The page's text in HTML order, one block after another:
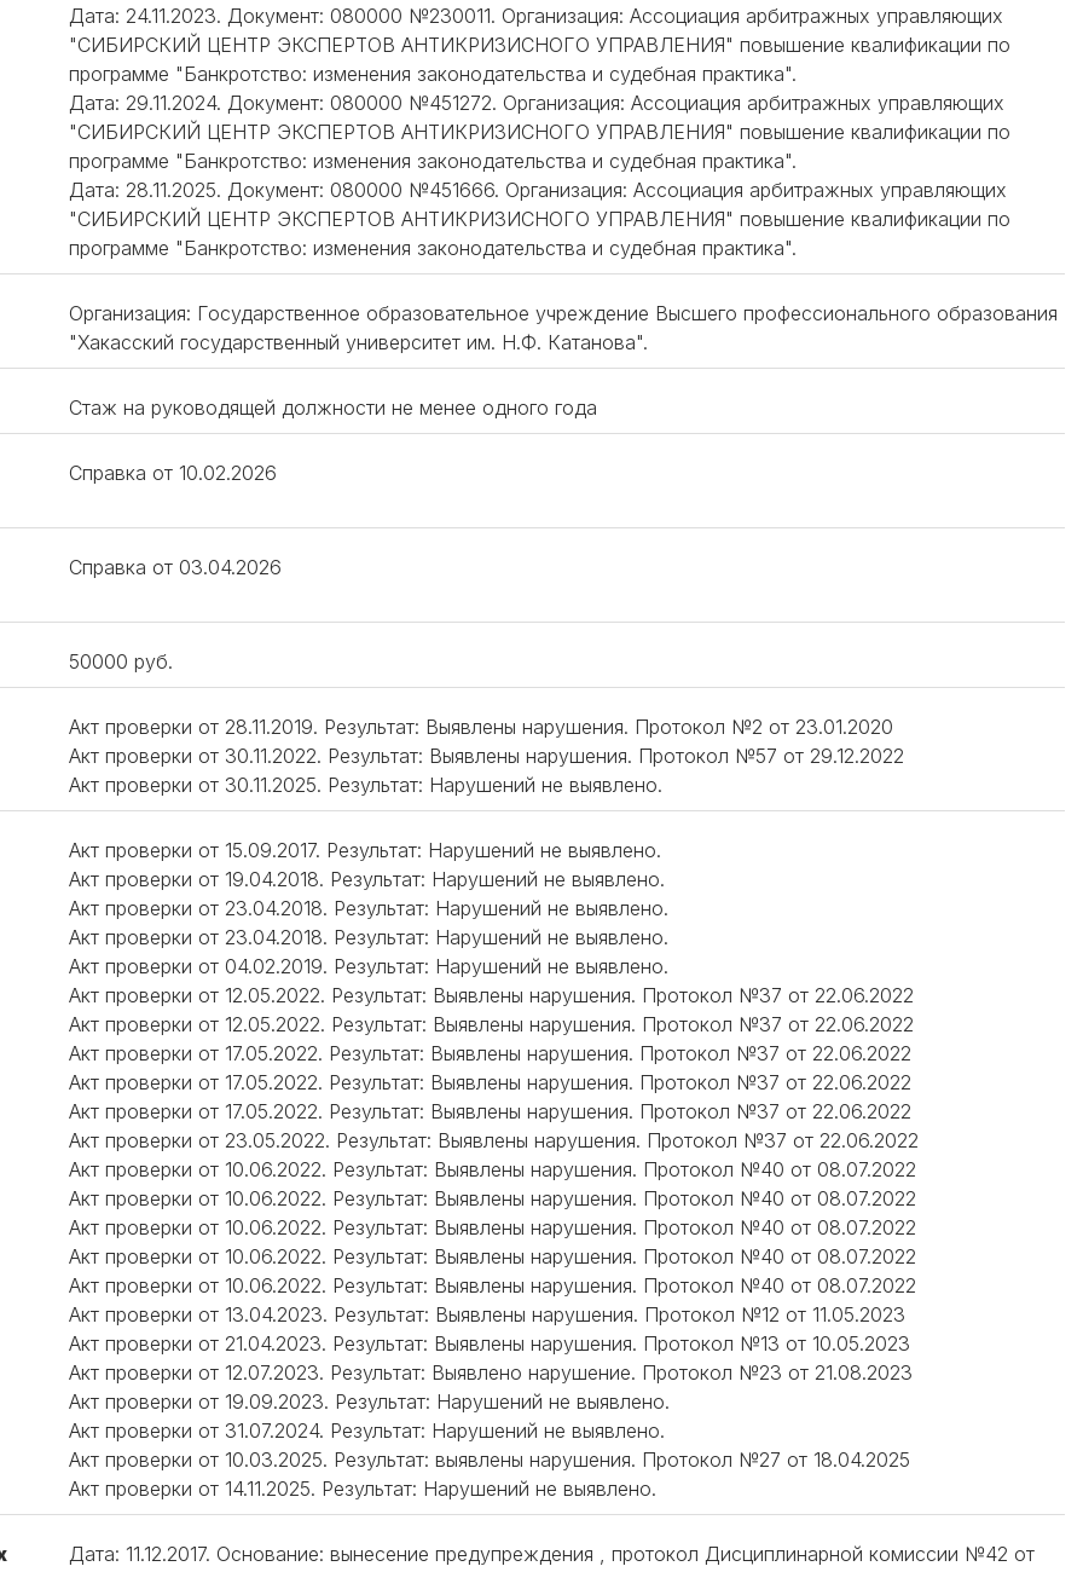
Дата: 24.11.2023. Документ: 080000 №230011. Организация: Ассоциация арбитражных управляющих
"СИБИРСКИЙ ЦЕНТР ЭКСПЕРТОВ АНТИКРИЗИСНОГО УПРАВЛЕНИЯ" повышение квалификации по
программе "Банкротство: изменения законодательства и судебная практика".
Дата: 29.11.2024. Документ: 080000 №451272. Организация: Ассоциация арбитражных управляющих
"СИБИРСКИЙ ЦЕНТР ЭКСПЕРТОВ АНТИКРИЗИСНОГО УПРАВЛЕНИЯ" повышение квалификации по
программе "Банкротство: изменения законодательства и судебная практика".
Дата: 28.11.2025. Документ: 080000 №451666. Организация: Ассоциация арбитражных управляющих
"СИБИРСКИЙ ЦЕНТР ЭКСПЕРТОВ АНТИКРИЗИСНОГО УПРАВЛЕНИЯ" повышение квалификации по
программе "Банкротство: изменения законодательства и судебная практика".
Организация: Государственное образовательное учреждение Высшего профессионального образования
"Хакасский государственный университет им. Н.Ф. Катанова".
Стаж на руководящей должности не менее одного года
Справка от 10.02.2026
Справка от 03.04.2026
50000 руб.
Акт проверки от 28.11.2019. Результат: Выявлены нарушения. Протокол №2 от 23.01.2020
Акт проверки от 30.11.2022. Результат: Выявлены нарушения. Протокол №57 от 29.12.2022
Акт проверки от 30.11.2025. Результат: Нарушений не выявлено.
Акт проверки от 15.09.2017. Результат: Нарушений не выявлено.
Акт проверки от 19.04.2018. Результат: Нарушений не выявлено.
Акт проверки от 23.04.2018. Результат: Нарушений не выявлено.
Акт проверки от 23.04.2018. Результат: Нарушений не выявлено.
Акт проверки от 04.02.2019. Результат: Нарушений не выявлено.
Акт проверки от 12.05.2022. Результат: Выявлены нарушения. Протокол №37 от 22.06.2022
Акт проверки от 12.05.2022. Результат: Выявлены нарушения. Протокол №37 от 22.06.2022
Акт проверки от 17.05.2022. Результат: Выявлены нарушения. Протокол №37 от 22.06.2022
Акт проверки от 17.05.2022. Результат: Выявлены нарушения. Протокол №37 от 22.06.2022
Акт проверки от 17.05.2022. Результат: Выявлены нарушения. Протокол №37 от 22.06.2022
Акт проверки от 23.05.2022. Результат: Выявлены нарушения. Протокол №37 от 22.06.2022
Акт проверки от 10.06.2022. Результат: Выявлены нарушения. Протокол №40 от 08.07.2022
Акт проверки от 10.06.2022. Результат: Выявлены нарушения. Протокол №40 от 08.07.2022
Акт проверки от 10.06.2022. Результат: Выявлены нарушения. Протокол №40 от 08.07.2022
Акт проверки от 10.06.2022. Результат: Выявлены нарушения. Протокол №40 от 08.07.2022
Акт проверки от 10.06.2022. Результат: Выявлены нарушения. Протокол №40 от 08.07.2022
Акт проверки от 13.04.2023. Результат: Выявлены нарушения. Протокол №12 от 11.05.2023
Акт проверки от 21.04.2023. Результат: Выявлены нарушения. Протокол №13 от 10.05.2023
Акт проверки от 12.07.2023. Результат: Выявлено нарушение. Протокол №23 от 21.08.2023
Акт проверки от 19.09.2023. Результат: Нарушений не выявлено.
Акт проверки от 31.07.2024. Результат: Нарушений не выявлено.
Акт проверки от 10.03.2025. Результат: выявлены нарушения. Протокол №27 от 18.04.2025
Акт проверки от 14.11.2025. Результат: Нарушений не выявлено.
Дата: 11.12.2017. Основание: вынесение предупреждения , протокол Дисциплинарной комиссии №42 от